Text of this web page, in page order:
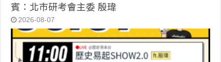
賓：北市研考會主委 殷瑋
2026-08-07